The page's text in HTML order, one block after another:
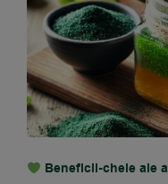
Beneficii-cheie ale